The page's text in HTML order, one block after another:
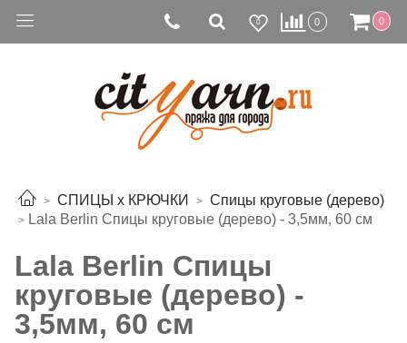
0 0 0
СПИЦЫ х КРЮЧКИ
Спицы круговые (дерево)
Lala Berlin Спицы круговые (дерево) - 3,5мм, 60 см
Lala Berlin Спицы
круговые (дерево) -
3,5мм, 60 см